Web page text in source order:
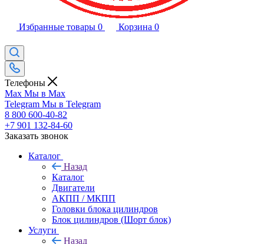
Избранные товары 0 Корзина 0
Телефоны
Max Мы в Max
Telegram Мы в Telegram
8 800 600-40-82
+7 901 132-84-60
Заказать звонок
Каталог
Назад
Каталог
Двигатели
АКПП / МКПП
Головки блока цилиндров
Блок цилиндров (Шорт блок)
Услуги
Назад